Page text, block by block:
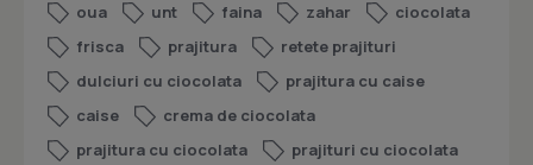
oua unt faina zahar
ciocolata
frisca
prajitura
retete prajituri
dulciuri cu ciocolata
prajitura cu caise
caise
crema de ciocolata
prajitura cu ciocolata
prajituri cu ciocolata